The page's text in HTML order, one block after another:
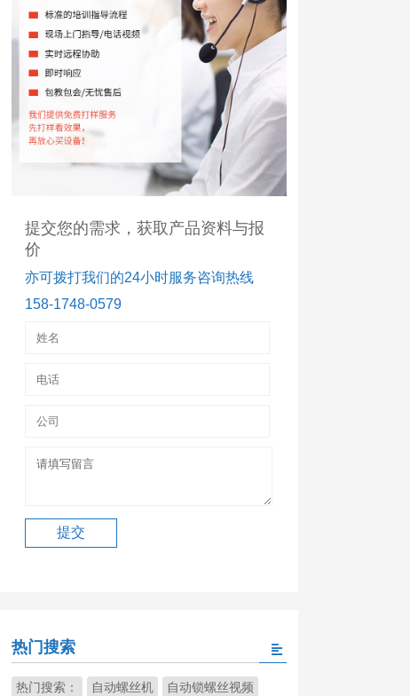
提交您的需求，获取产品资料与报
价
亦可拨打我们的24小时服务咨询热线
158-1748-0579
热门搜索
热门搜索： 自动螺丝机 自动锁螺丝视频